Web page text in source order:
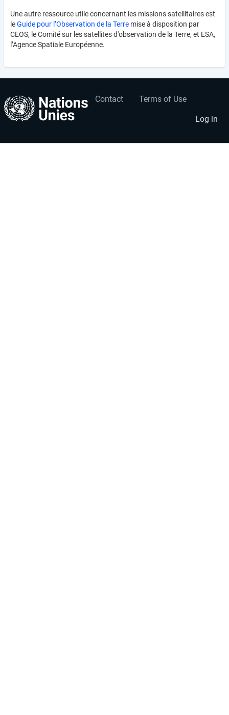
Une autre ressource utile concernant les missions satellitaires est
leGuide pour l’Observation de la Terre mise à disposition par
CEOS, le Comité sur les satellites d'observation de la Terre, et ESA,
l’Agence Spatiale Européenne.
Footer
Contact Terms of Use
User
account
menu
Log in